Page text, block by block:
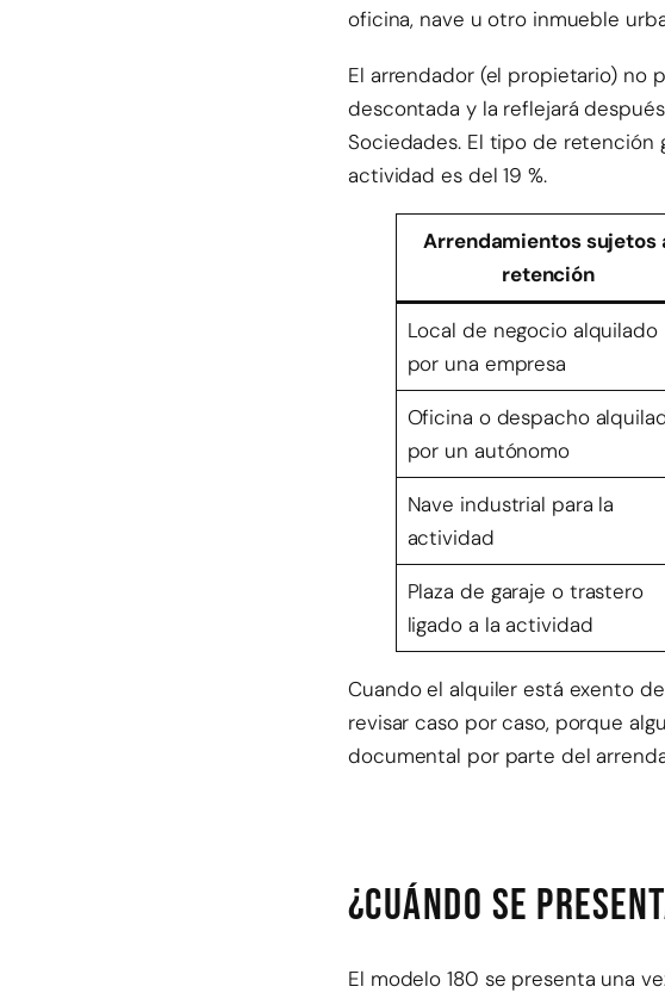
oficina, nave u otro inmueble
El arrendador (el propietario) no
descontada y la reflejará
Sociedades. El tipo de retención
actividad es del 19 %.
Arrendamientos sujetos
retención
Local de negocio alquilado
por una empresa
Oficina o despacho
por un autónomo
Nave industrial para la
actividad
Plaza de garaje o trastero
ligado a la actividad
Cuando el alquiler está exento
revisar caso por caso, porque
documental por parte del
¿Cuándo se
El modelo 180 se presenta una